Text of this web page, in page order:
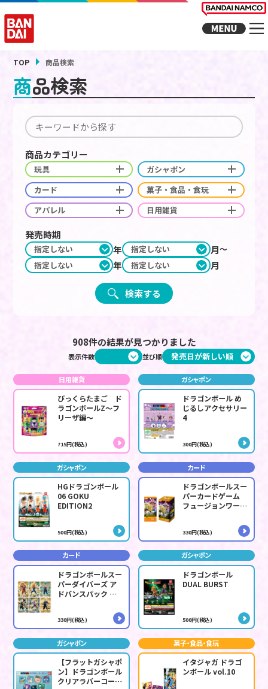
TOP 商品検索
商品検索
商品カテゴリー
玩具
ガシャポン
カード
菓子・食品・食玩
アパレル
日用雑貨
発売時期
年
月
年
月
検索する
908件の結果が見つかりました
表示件数 並び順
日用雑貨
びっくらたまご ド
ラゴンボールZ～フ
リーザ編～
715円(税込)
ガシャポン
ドラゴンボール め
じるしアクセサリー
4
300円(税込)
ガシャポン
HGドラゴンボール
06 GOKU
EDITION2
500円(税込)
カード
ドラゴンボールスー
パーカードゲーム
フュージョンワール
[ST01]
330円(税込)
カード
ドラゴンボールスー
パーダイバーズ ア
ドバンスパック バ
330円(税込)
ガシャポン
ドラゴンボール
DUAL BURST
500円(税込)
ガシャポン
【フラットガシャポ
ン】ドラゴンボール
クリアラバーコース
菓子・食品・食玩
イタジャガ ドラゴ
ンボール vol.10